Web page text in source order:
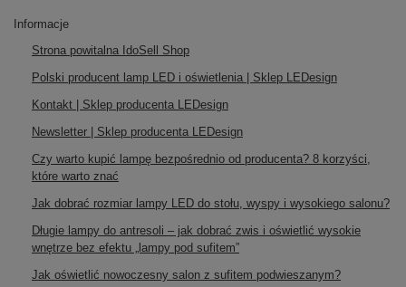
Informacje
Strona powitalna IdoSell Shop
Polski producent lamp LED i oświetlenia | Sklep LEDesign
Kontakt | Sklep producenta LEDesign
Newsletter | Sklep producenta LEDesign
Czy warto kupić lampę bezpośrednio od producenta? 8 korzyści,
które warto znać
Jak dobrać rozmiar lampy LED do stołu, wyspy i wysokiego salonu?
Długie lampy do antresoli – jak dobrać zwis i oświetlić wysokie
wnętrze bez efektu „lampy pod sufitem”
Jak oświetlić nowoczesny salon z sufitem podwieszanym?